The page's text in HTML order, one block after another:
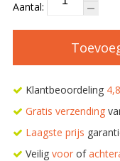
Aantal:
Klantbeoordeling
Gratis verzending
Laagste prijs
Veilig voorof